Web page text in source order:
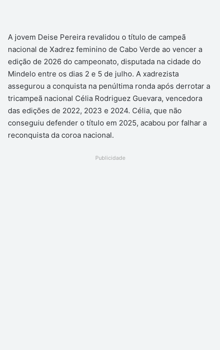
A jovem Deise Pereira revalidou o título de campeã
nacional de Xadrez feminino de Cabo Verde ao vencer a
edição de 2026 do campeonato, disputada na cidade do
Mindelo entre os dias 2 e 5 de julho. A xadrezista
assegurou a conquista na penúltima ronda após derrotar a
tricampeã nacional Célia Rodriguez Guevara, vencedora
das edições de 2022, 2023 e 2024. Célia, que não
conseguiu defender o título em 2025, acabou por falhar a
reconquista da coroa nacional.
Publicidade